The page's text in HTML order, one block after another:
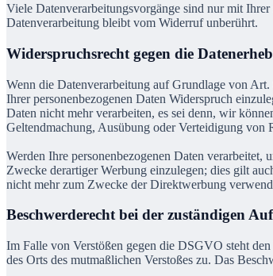
Viele Datenverarbeitungsvorgänge sind nur mit
Datenverarbeitung bleibt vom Widerruf unberührt.
Widerspruchsrecht gegen die
Wenn die Datenverarbeitung auf Grundlage von
Ihrer personenbezogenen Daten Widerspruch
Daten nicht mehr verarbeiten, es sei denn, wir
Geltendmachung, Ausübung oder Verteidigung
Werden Ihre personenbezogenen Daten verarbeitet,
Zwecke derartiger Werbung einzulegen; dies gilt
nicht mehr zum Zwecke der Direktwerbung
Beschwerderecht bei der zuständigen
Im Falle von Verstößen gegen die DSGVO steht
des Orts des mutmaßlichen Verstoßes zu. Das